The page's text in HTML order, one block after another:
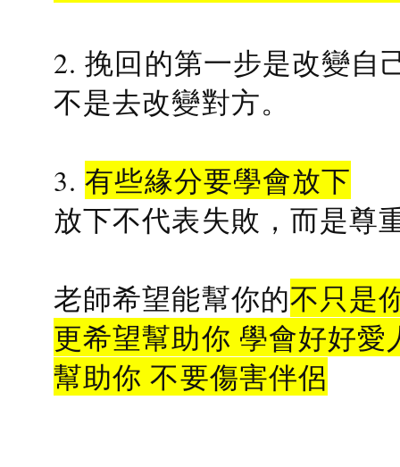
2. 挽回的第一步是改變自
不是去改變對方。
3.有些緣分要學會放下
放下不代表失敗，而是尊
老師希望能幫你的不只是
更希望幫助你 學會好好愛
幫助你 不要傷害伴侶